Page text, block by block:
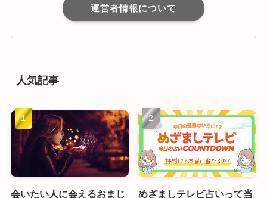
運営者情報について
人気記事
会いたい人に会えるおまじ
めざましテレビ占いって当